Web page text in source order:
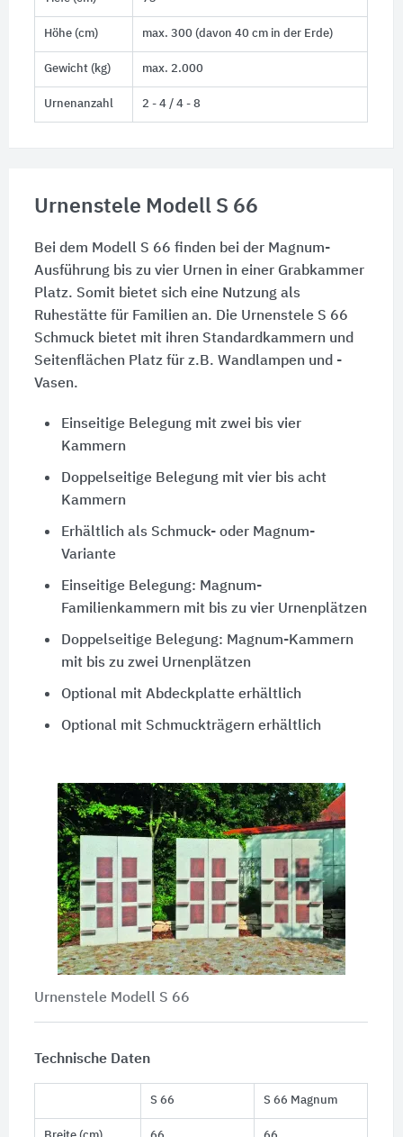
Höhe (cm) max. 300 (davon 40 cm in der Erde)
Gewicht (kg) max. 2.000
Urnenanzahl 2 - 4 / 4 - 8
Urnenstele Modell S 66
Bei dem Modell S 66 finden bei der Magnum-
Ausführung bis zu vier Urnen in einer Grabkammer
Platz. Somit bietet sich eine Nutzung als
Ruhestätte für Familien an. Die Urnenstele S 66
Schmuck bietet mit ihren Standardkammern und
Seitenflächen Platz für z.B. Wandlampen und -
Vasen.
Einseitige Belegung mit zwei bis vier
Kammern
Doppelseitige Belegung mit vier bis acht
Kammern
Erhältlich als Schmuck- oder Magnum-
Variante
Einseitige Belegung: Magnum-
Familienkammern mit bis zu vier Urnenplätzen
Doppelseitige Belegung: Magnum-Kammern
mit bis zu zwei Urnenplätzen
Optional mit Abdeckplatte erhältlich
Optional mit Schmuckträgern erhältlich
Urnenstele Modell S 66
Technische Daten
S 66 S 66 Magnum